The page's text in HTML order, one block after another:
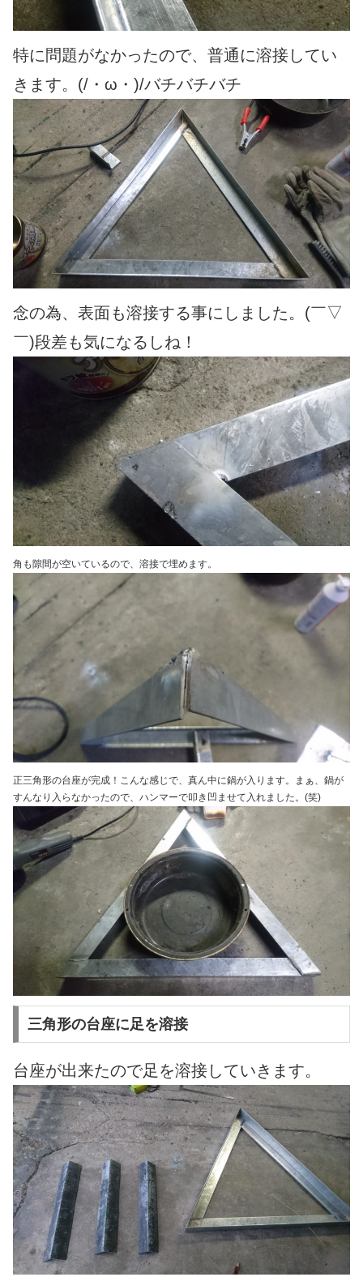
特に問題がなかったので、普通に溶接してい
きます。(/・ω・)/バチバチバチ
念の為、表面も溶接する事にしました。(￣▽
￣)段差も気になるしね！
角も隙間が空いているので、溶接で埋めます。
正三角形の台座が完成！こんな感じで、真ん中に鍋が入ります。まぁ、鍋が
すんなり入らなかったので、ハンマーで叩き凹ませて入れました。(笑)
三角形の台座に足を溶接
台座が出来たので足を溶接していきます。